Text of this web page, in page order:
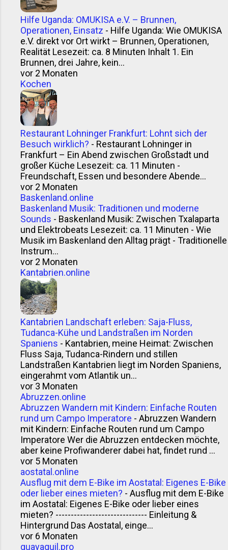
Hilfe Uganda: OMUKISA e.V. – Brunnen,
Operationen, Einsatz - Hilfe Uganda: Wie OMUKISA
e.V. direkt vor Ort wirkt – Brunnen, Operationen,
Realität Lesezeit: ca. 8 Minuten Inhalt 1. Ein
Brunnen, drei Jahre, kein...
vor 2 Monaten
Kochen
Restaurant Lohninger Frankfurt: Lohnt sich der
Besuch wirklich? - Restaurant Lohninger in
Frankfurt – Ein Abend zwischen Großstadt und
großer Küche Lesezeit: ca. 11 Minuten -
Freundschaft, Essen und besondere Abende...
vor 2 Monaten
Baskenland.online
Baskenland Musik: Traditionen und moderne
Sounds - Baskenland Musik: Zwischen Txalaparta
und Elektrobeats Lesezeit: ca. 11 Minuten - Wie
Musik im Baskenland den Alltag prägt - Traditionelle
Instrum...
vor 2 Monaten
Kantabrien.online
Kantabrien Landschaft erleben: Saja-Fluss,
Tudanca-Kühe und Landstraßen im Norden
Spaniens - Kantabrien, meine Heimat: Zwischen
Fluss Saja, Tudanca-Rindern und stillen
Landstraßen Kantabrien liegt im Norden Spaniens,
eingerahmt vom Atlantik un...
vor 3 Monaten
Abruzzen.online
Abruzzen Wandern mit Kindern: Einfache Routen
rund um Campo Imperatore - Abruzzen Wandern
mit Kindern: Einfache Routen rund um Campo
Imperatore Wer die Abruzzen entdecken möchte,
aber keine Profiwanderer dabei hat, findet rund ...
vor 5 Monaten
aostatal.online
Ausflug mit dem E-Bike im Aostatal: Eigenes E-Bike
oder lieber eines mieten? - Ausflug mit dem E-Bike
im Aostatal: Eigenes E-Bike oder lieber eines
mieten? ------------------------------ Einleitung &
Hintergrund Das Aostatal, einge...
vor 6 Monaten
guayaquil.pro